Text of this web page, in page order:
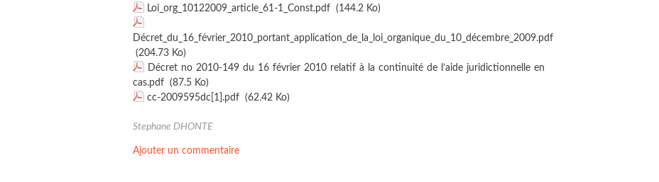
Loi_org_10122009_article_61-1_Const.pdf (144.2 Ko)
Décret_du_16_février_2010_portant_application_de_la_loi_organique_du_10_décembre_2009.pdf
(204.73 Ko)
Décret no 2010-149 du 16 février 2010 relatif à la continuité de l’aide juridictionnelle en
cas.pdf (87.5 Ko)
cc-2009595dc[1].pdf (62.42 Ko)
Stephane DHONTE
Ajouter un commentaire